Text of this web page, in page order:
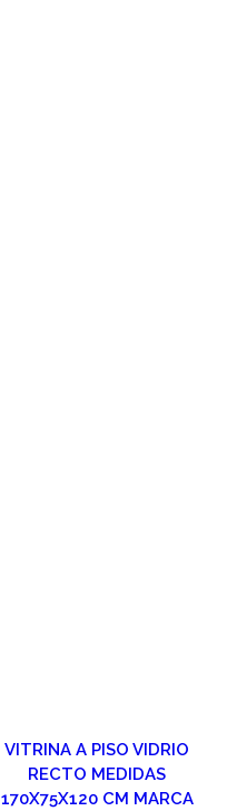
VITRINA A PISO VIDRIO
RECTO MEDIDAS
170X75X120 CM MARCA